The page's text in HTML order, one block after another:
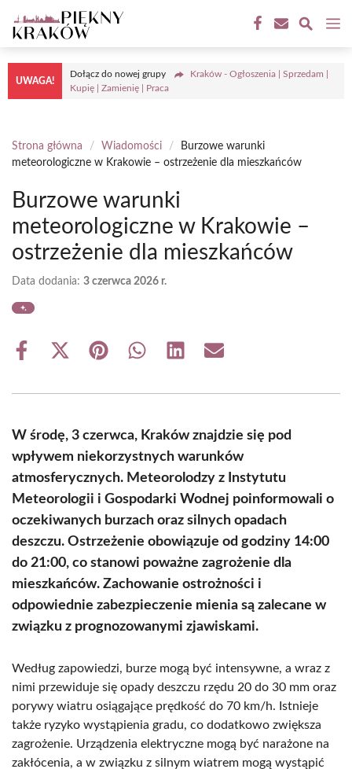
do
treści
UWAGA!
Dołącz do nowej grupy
Kraków - Ogłoszenia | Sprzedam |
Kupię | Zamienię | Praca
Strona główna / Wiadomości /
Burzowe warunki
meteorologiczne w Krakowie – ostrzeżenie dla mieszkańców
Burzowe warunki
meteorologiczne w Krakowie –
ostrzeżenie dla mieszkańców
Data dodania: 3 czerwca 2026 r.
Share
Share
(Twitter)
Share Share Share Share
W środę, 3 czerwca, Kraków znajdzie się pod
wpływem niekorzystnych warunków
atmosferycznych. Meteorolodzy z Instytutu
Meteorologii i Gospodarki Wodnej poinformowali o
oczekiwanych burzach oraz silnych opadach
deszczu. Ostrzeżenie obowiązuje od godziny 14:00
do 21:00, co stanowi poważne zagrożenie dla
mieszkańców. Zachowanie ostrożności i
odpowiednie zabezpieczenie mienia są zalecane w
związku z prognozowanymi zjawiskami.
Według zapowiedzi, burze mogą być intensywne, a wraz z
nimi przewiduje się opady deszczu rzędu 20 do 30 mm oraz
porywy wiatru osiągające prędkość do 70 km/h. Istnieje
także ryzyko wystąpienia gradu, co dodatkowo zwiększa
zagrożenie. Urządzenia elektryczne mogą być narażone na
zakłócenia, a w związku z silnym wiatrem mogą wystąpić